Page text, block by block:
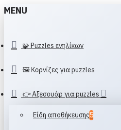
MENU
🧩 Puzzles ενηλίκων
🖼️ Κορνίζες για puzzles
👉 Αξεσουάρ για puzzles
Είδη αποθήκευσης5